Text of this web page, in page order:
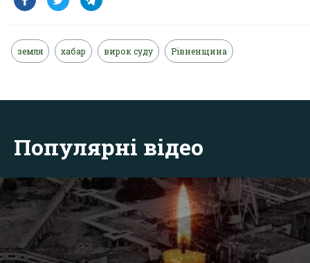
земля хабар вирок суду Рівненщина
Популярні відео